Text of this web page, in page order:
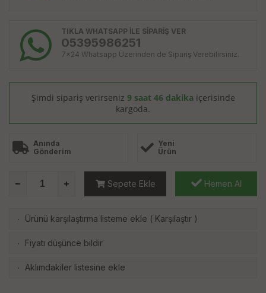
TIKLA WHATSAPP İLE SİPARİŞ VER
05395986251
7x24 Whatsapp Üzerinden de Sipariş Verebilirsiniz.
Şimdi sipariş verirseniz 9 saat 46 dakika içerisinde
kargoda.
Anında
Gönderim
Yeni
Ürün
Sepete Ekle Hemen Al
· Ürünü karşılaştırma listeme ekle ( Karşılaştır )
· Fiyatı düşünce bildir
· Aklımdakiler listesine ekle